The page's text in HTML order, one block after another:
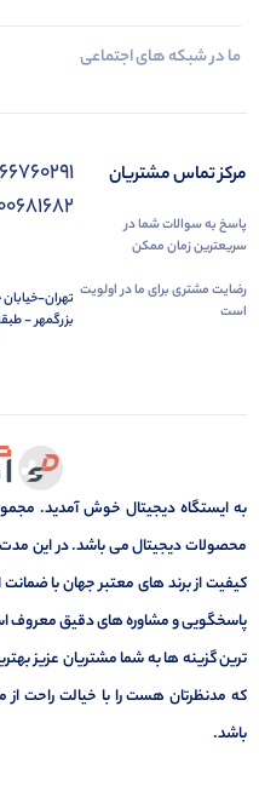
ما در شبکه های اجتماعی
مرکز تماس مشتریان
پاسخ به سوالات شما در
سریعترین زمان ممکن
رضایت مشتری برای ما در اولویت
است
تهران-
بزرگمهر -
محصولات دیجیتال می باشد. در این
کیفیت از برند های معتبر جهان با
پاسخگویی و مشاوره های دقیق معروف
ترین گزینه ها به شما مشتریان عزیز
که مدنظرتان هست را با خیالت راحت از
باشد.